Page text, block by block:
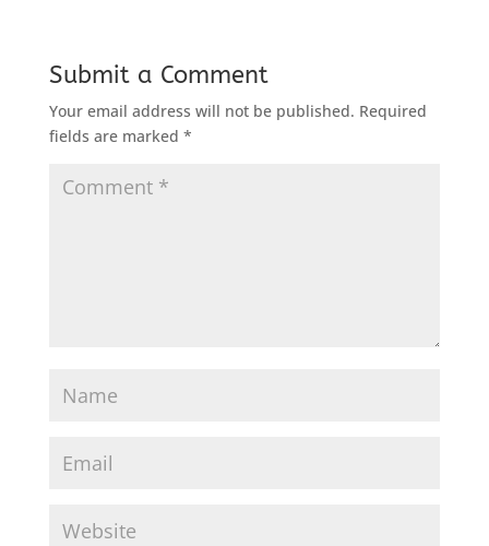
Submit a Comment
Your email address will not be published. Required
fields are marked *